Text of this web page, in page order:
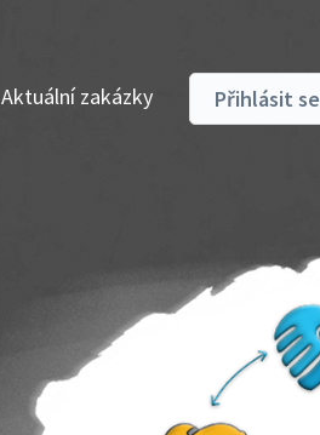
Aktuální zakázky Přihlásit se